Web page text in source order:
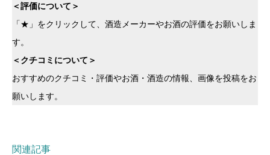
＜評価について＞
「★」をクリックして、酒造メーカーやお酒の評価をお願いしま
す。
＜クチコミについて＞
おすすめのクチコミ・評価やお酒・酒造の情報、画像を投稿をお
願いします。
関連記事